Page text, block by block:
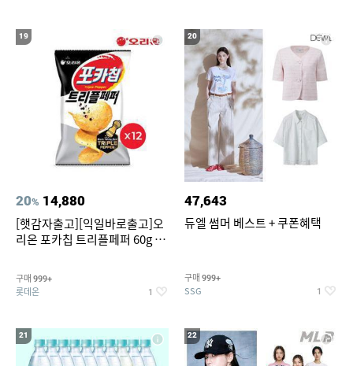
19
20% 14,880
[햇감자출고][익일바로출고]오
리온 포카칩 트리플페퍼 60g 12
구매 999+
롯데온 1
20
47,643
듀엘 썸머 베스트 + 쿠폰혜택
구매 999+
SSG 1
21 22